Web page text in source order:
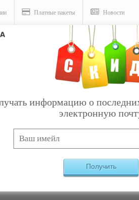
Платные пакеты Новости
информацию о
электронную
Получить